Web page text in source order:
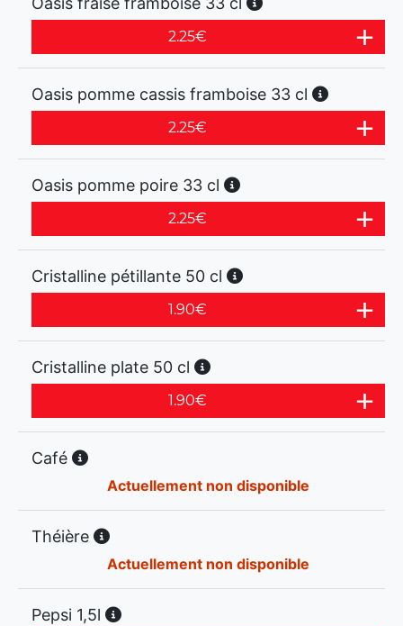
2.25€
Oasis pomme cassis framboise 33 cl
2.25€
Oasis pomme poire 33 cl
2.25€
Cristalline pétillante 50 cl
1.90€
Cristalline plate 50 cl
1.90€
Café
Actuellement non disponible
Théière
Actuellement non disponible
Pepsi 1,5l